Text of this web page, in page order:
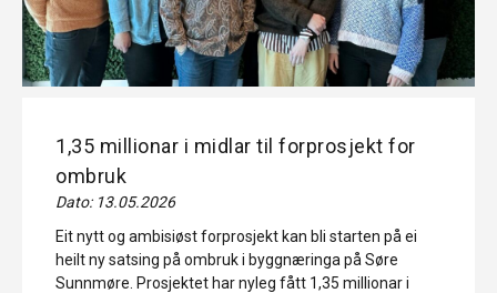
1,35 millionar i midlar til forprosjekt for
ombruk
Dato: 13.05.2026
Eit nytt og ambisiøst forprosjekt kan bli starten på ei
heilt ny satsing på ombruk i byggnæringa på Søre
Sunnmøre. Prosjektet har nyleg fått 1,35 millionar i